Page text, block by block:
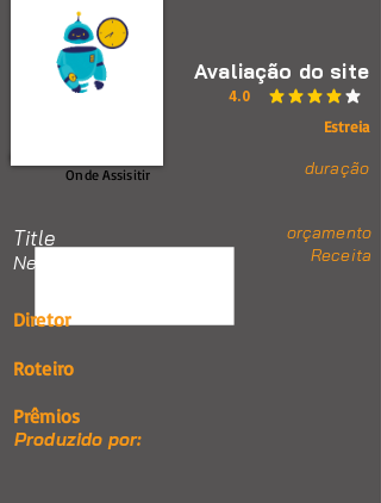
Avaliação do site
4.0
classificação média é
Estreia
duração
orçamento
Receita
Onde Assisitir
Title
Nenhum item.
Diretor
Roteiro
Prêmios
Produzido por: